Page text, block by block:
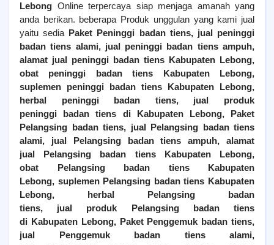
Lebong Online terpercaya siap menjaga amanah yang
anda berikan. beberapa Produk unggulan yang kami jual
yaitu sedia Paket Peninggi badan tiens, jual peninggi
badan tiens alami, jual peninggi badan tiens ampuh,
alamat jual peninggi badan tiens Kabupaten Lebong,
obat peninggi badan tiens Kabupaten Lebong,
suplemen peninggi badan tiens Kabupaten Lebong,
herbal peninggi badan tiens, jual produk
peninggi badan tiens di Kabupaten Lebong, Paket
Pelangsing badan tiens, jual Pelangsing badan tiens
alami, jual Pelangsingbadan tiens ampuh, alamat
jual Pelangsing badan tiens Kabupaten Lebong,
obat Pelangsingbadan tiens Kabupaten
Lebong, suplemen Pelangsing badan tiens Kabupaten
Lebong, herbal Pelangsing badan
tiens, jual produk Pelangsingbadan tiens
di Kabupaten Lebong, Paket Penggemuk badan tiens,
jual Penggemukbadan tiens alami,